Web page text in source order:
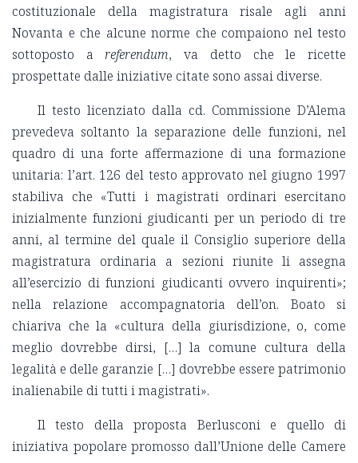
costituzionale della magistratura risale agli anni
Novanta e che alcune norme che compaiono nel testo
sottoposto areferendum, va detto che le ricette
prospettate dalle iniziative citate sono assai diverse.
Il testo licenziato dalla cd. Commissione D’Alema
prevedeva soltanto la separazione delle funzioni, nel
quadro di una forte affermazione di una formazione
unitaria: l’art. 126 del testo approvato nel giugno 1997
stabiliva che «Tutti i magistrati ordinari esercitano
inizialmente funzioni giudicanti per un periodo di tre
anni, al termine del quale il Consiglio superiore della
magistratura ordinaria a sezioni riunite li assegna
all’esercizio di funzioni giudicanti ovvero inquirenti»;
nella relazione accompagnatoria dell’on. Boato si
chiariva che la «cultura della giurisdizione, o, come
meglio dovrebbe dirsi, […] la comune cultura della
legalità e delle garanzie […] dovrebbe essere patrimonio
inalienabile di tutti i magistrati».
Il testo della proposta Berlusconi e quello di
iniziativa popolare promosso dall’Unione delle Camere